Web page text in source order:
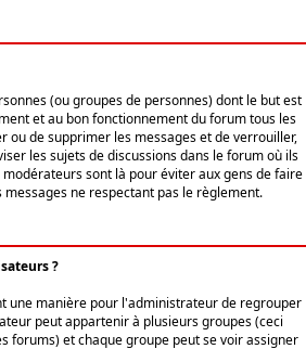
(ou groupes de personnes) dont le but est
et au bon fonctionnement du forum tous les
ou de supprimer les messages et de verrouiller,
les sujets de discussions dans le forum où ils
sont là pour éviter aux gens de faire
ne respectant pas le règlement.
?
une manière pour l'administrateur de regrouper
peut appartenir à plusieurs groupes (ceci
forums) et chaque groupe peut se voir assigner